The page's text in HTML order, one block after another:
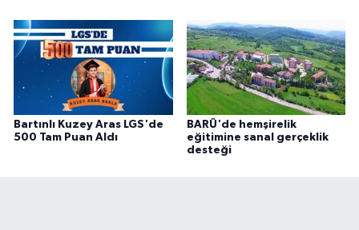
Bartınlı Kuzey Aras LGS'de
500 Tam Puan Aldı
BARÜ'de hemşirelik
eğitimine sanal gerçeklik
desteği